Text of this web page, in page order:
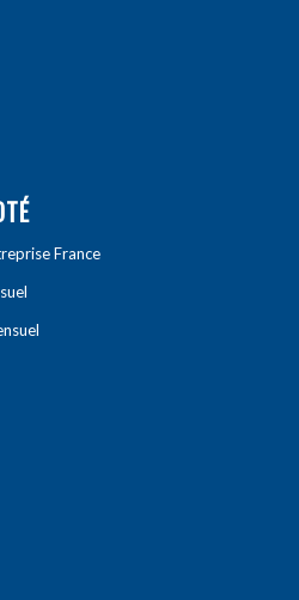
France